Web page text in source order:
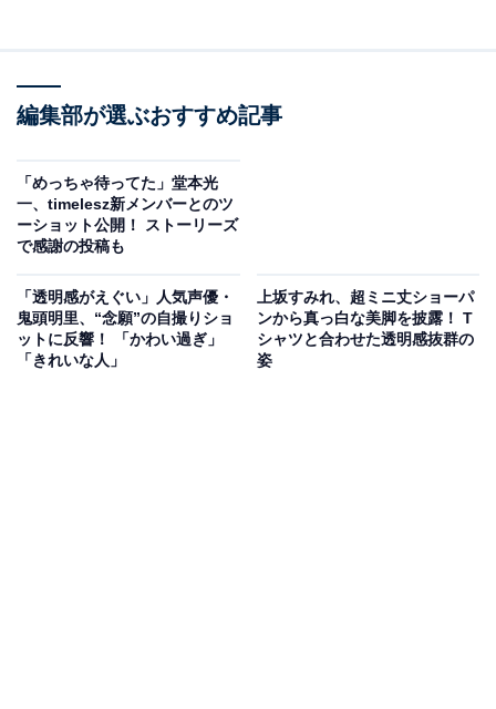
編集部が選ぶおすすめ記事
「めっちゃ待ってた」堂本光
一、timelesz新メンバーとのツ
ーショット公開！ ストーリーズ
で感謝の投稿も
「透明感がえぐい」人気声優・
鬼頭明里、“念願”の自撮りショ
ットに反響！ 「かわい過ぎ」
「きれいな人」
上坂すみれ、超ミニ丈ショーパ
ンから真っ白な美脚を披露！ T
シャツと合わせた透明感抜群の
姿